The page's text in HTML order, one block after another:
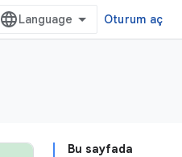
Oturum aç
Bu sayfada